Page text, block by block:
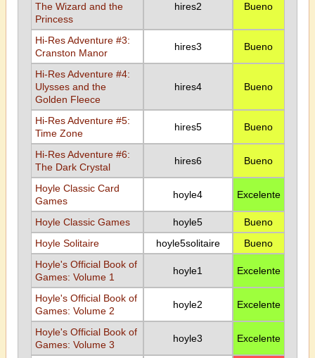
The Wizard and the
Princess
hires2 Bueno
Hi-Res Adventure #3:
Cranston Manor
hires3 Bueno
Hi-Res Adventure #4:
Ulysses and the
Golden Fleece
hires4 Bueno
Hi-Res Adventure #5:
Time Zone
hires5 Bueno
Hi-Res Adventure #6:
The Dark Crystal
hires6 Bueno
Hoyle Classic Card
Games
hoyle4 Excelente
Hoyle Classic Games hoyle5
Bueno
Hoyle Solitaire
hoyle5solitaire
Bueno
Hoyle's Official Book of
Games: Volume 1
hoyle1 Excelente
Hoyle's Official Book of
Games: Volume 2
hoyle2 Excelente
Hoyle's Official Book of
Games: Volume 3
hoyle3 Excelente